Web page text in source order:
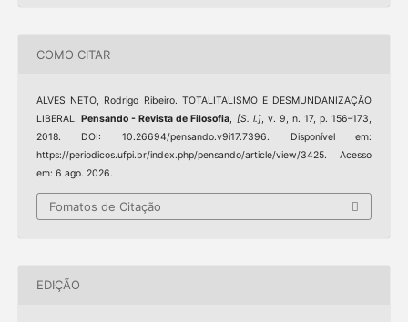
COMO CITAR
ALVES NETO, Rodrigo Ribeiro. TOTALITALISMO E DESMUNDANIZAÇÃO
LIBERAL.Pensando - Revista de Filosofia, [S. l.], v. 9, n. 17, p. 156–173,
2018. DOI: 10.26694/pensando.v9i17.7396. Disponível em:
https://periodicos.ufpi.br/index.php/pensando/article/view/3425. Acesso
em: 6 ago. 2026.
Fomatos de Citação
EDIÇÃO